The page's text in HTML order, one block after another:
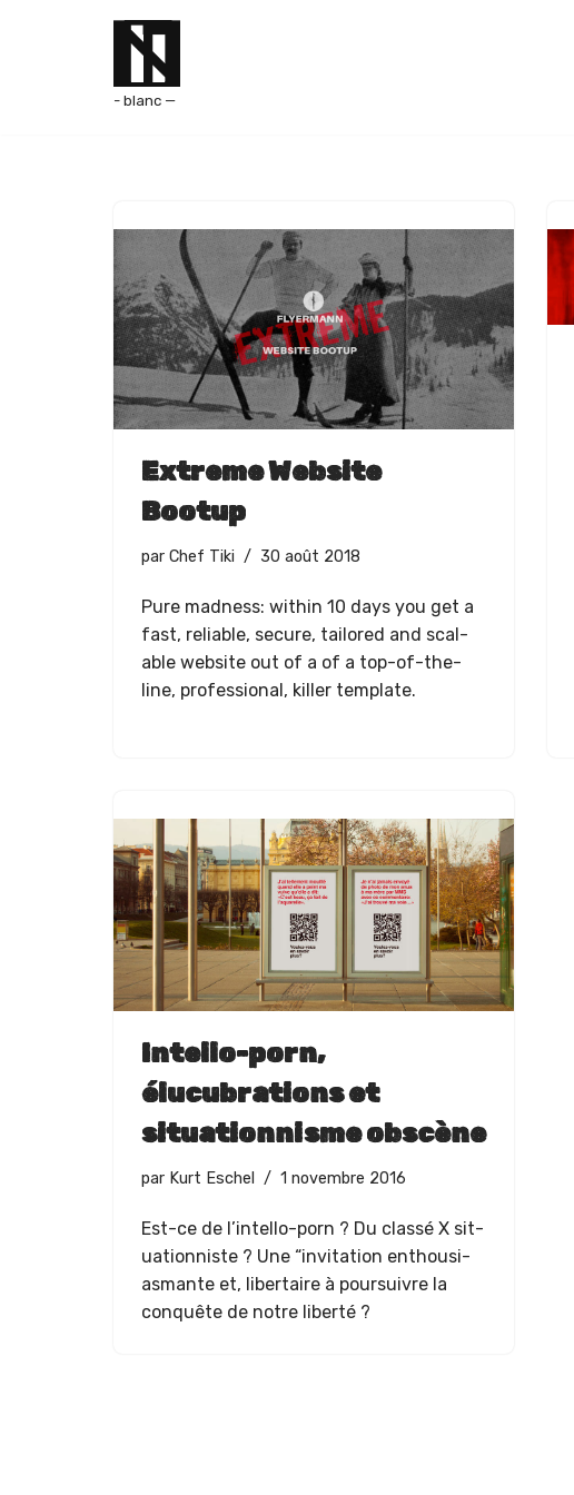
- blanc —
Extreme Website
Bootup
par Chef Tiki 30 août 2018
Pure mad­ness: with­in 10 days you get a
fast, reli­able, secure, tai­lored and scal­
able web­site out of a of a top-of-the-
line, pro­fes­sion­al, killer template.
Intello-porn,
élucubrations et
situationnisme obscène
par Kurt Eschel 1 novembre 2016
Est-ce de l’intello-porn ? Du classé X sit­
u­a­tion­niste ? Une “invi­ta­tion ent­hou­si­
as­mante et, lib­er­taire à pour­suiv­re la
con­quête de notre liberté ?